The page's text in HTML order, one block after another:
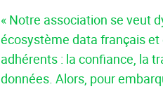
« Notre association se veut
écosystème data français
adhérents : la confiance, la
données. Alors, pour